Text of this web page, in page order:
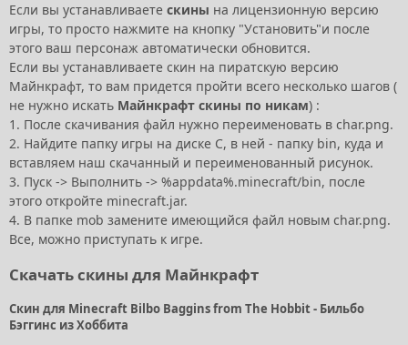
Если вы устанавливаете скины на лицензионную версию
игры, то просто нажмите на кнопку "Установить"и после
этого ваш персонаж автоматически обновится.
Если вы устанавливаете скин на пиратскую версию
Майнкрафт, то вам придется пройти всего несколько шагов (
не нужно искать Майнкрафт скины по никам) :
1. После скачивания файл нужно переименовать в char.png.
2. Найдите папку игры на диске C, в ней - папку bin, куда и
вставляем наш скачанный и переименованный рисунок.
3. Пуск -> Выполнить -> %appdata%.minecraft/bin, после
этого откройте minecraft.jar.
4. В папке mob замените имеющийся файл новым char.png.
Все, можно приступать к игре.
Скачать скины для Майнкрафт
Скин для Minecraft Bilbo Baggins from The Hobbit - Бильбо
Бэггинс из Хоббита